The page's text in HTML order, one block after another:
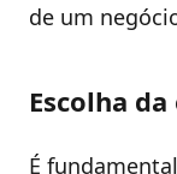
de um
Escolha
É